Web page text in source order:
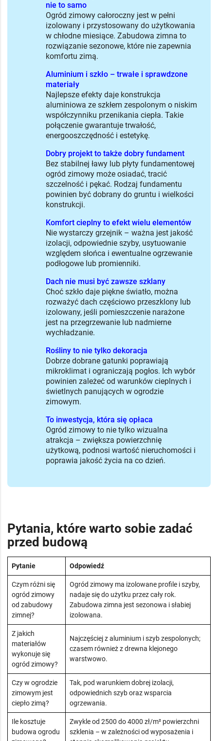
nie to samo
Ogród zimowy całoroczny jest w pełni
izolowany i przystosowany do użytkowania
w chłodne miesiące. Zabudowa zimna to
rozwiązanie sezonowe, które nie zapewnia
komfortu zimą.
Aluminium i szkło – trwałe i sprawdzone
materiały
Najlepsze efekty daje konstrukcja
aluminiowa ze szkłem zespolonym o niskim
współczynniku przenikania ciepła. Takie
połączenie gwarantuje trwałość,
energooszczędność i estetykę.
Dobry projekt to także dobry fundament
Bez stabilnej ławy lub płyty fundamentowej
ogród zimowy może osiadać, tracić
szczelność i pękać. Rodzaj fundamentu
powinien być dobrany do gruntu i wielkości
konstrukcji.
Komfort cieplny to efekt wielu elementów
Nie wystarczy grzejnik – ważna jest jakość
izolacji, odpowiednie szyby, usytuowanie
względem słońca i ewentualne ogrzewanie
podłogowe lub promienniki.
Dach nie musi być zawsze szklany
Choć szkło daje piękne światło, można
rozważyć dach częściowo przeszklony lub
izolowany, jeśli pomieszczenie narażone
jest na przegrzewanie lub nadmierne
wychładzanie.
Rośliny to nie tylko dekoracja
Dobrze dobrane gatunki poprawiają
mikroklimat i ograniczają pogłos. Ich wybór
powinien zależeć od warunków cieplnych i
świetlnych panujących w ogrodzie
zimowym.
To inwestycja, która się opłaca
Ogród zimowy to nie tylko wizualna
atrakcja – zwiększa powierzchnię
użytkową, podnosi wartość nieruchomości i
poprawia jakość życia na co dzień.
Pytania, które warto sobie zadać
przed budową
Pytanie Odpowiedź
Czym różni się
ogród zimowy
od zabudowy
zimnej?
Ogród zimowy ma izolowane profile i szyby,
nadaje się do użytku przez cały rok.
Zabudowa zimna jest sezonowa i słabiej
izolowana.
Z jakich
materiałów
wykonuje się
ogród zimowy?
Najczęściej z aluminium i szyb zespolonych;
czasem również z drewna klejonego
warstwowo.
Czy w ogrodzie
zimowym jest
ciepło zimą?
Tak, pod warunkiem dobrej izolacji,
odpowiednich szyb oraz wsparcia
ogrzewania.
Ile kosztuje
budowa ogrodu
Zwykle od 2500 do 4000 zł/m² powierzchni
szklenia – w zależności od wyposażenia i